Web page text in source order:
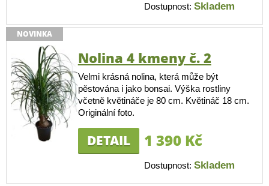
Dostupnost: Skladem
NOVINKA
Nolina 4 kmeny č. 2
Velmi krásná nolina, která může být
pěstována i jako bonsai. Výška rostliny
včetně květináče je 80 cm. Květináč 18 cm.
Originální foto.
DETAIL 1 390 Kč
Dostupnost: Skladem